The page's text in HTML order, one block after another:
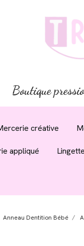
Boutique
créative
appliqué
Anneau Dentition Bébé